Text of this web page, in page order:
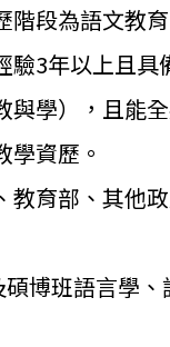
段為語文教育
3年以上且具
學），且能全
資歷。
育部、 其他
博班語言學、